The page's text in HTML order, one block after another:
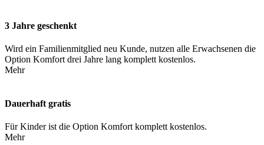
3 Jahre geschenkt
Wird ein Familienmitglied neu Kunde, nutzen alle Erwachsenen die
Option Komfort drei Jahre lang komplett kostenlos.
Mehr
Dauerhaft gratis
Für Kinder ist die Option Komfort komplett kostenlos.
Mehr